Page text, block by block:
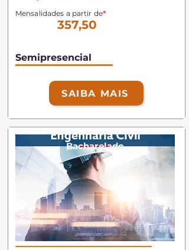
Mensalidades a partir de*
357,50
Semipresencial
SAIBA MAIS
Bacharelado